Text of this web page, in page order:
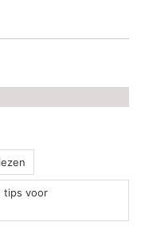
tips voor